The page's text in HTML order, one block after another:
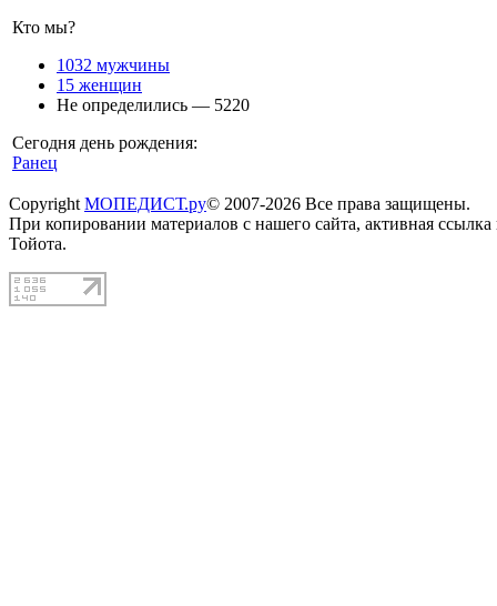
Кто мы?
1032 мужчины
15 женщин
Не определились — 5220
Сегодня день рождения:
Ранец
Copyright МОПЕДИСТ.ру© 2007-2026 Все права защищены.
При копировании материалов с нашего сайта, активная
Тойота.